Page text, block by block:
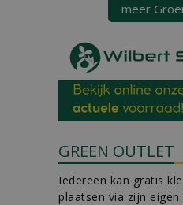
meer
GREEN OUTLET
Iedereen kan gratis
plaatsen via zijn eigen